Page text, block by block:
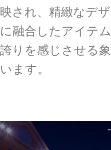
映され、精緻なデ
に融合したアイテ
誇りを感じさせる
います。